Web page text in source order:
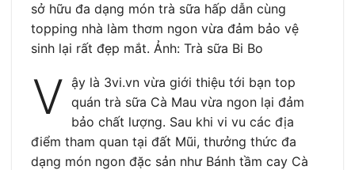
sở hữu đa dạng món trà sữa hấp dẫn cùng
topping nhà làm thơm ngon vừa đảm bảo vệ
sinh lại rất đẹp mắt. Ảnh: Trà sữa Bi Bo
V ậy là 3vi.vn vừa giới thiệu tới bạn top
quán trà sữa Cà Mau vừa ngon lại đảm
bảo chất lượng. Sau khi vi vu các địa
điểm tham quan tại đất Mũi, thưởng thức đa
dạng món ngon đặc sản như Bánh tầm cay Cà